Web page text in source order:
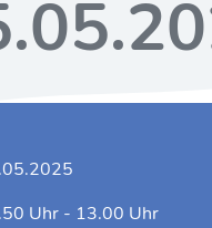
Uhr - 13.00 Uhr